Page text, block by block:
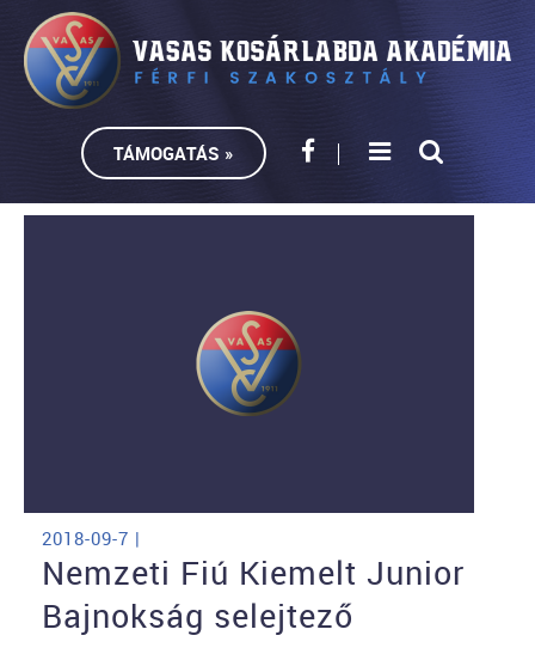
TÁMOGATÁS »
2018-09-7 |
Nemzeti Fiú Kiemelt Junior
Bajnokság selejtező